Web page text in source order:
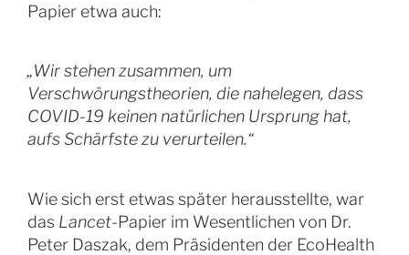
Papier etwa auch:
„Wir stehen zusammen, um
Verschwörungstheorien, die nahelegen, dass
COVID-19 keinen natürlichen Ursprung hat,
aufs Schärfste zu verurteilen.“
Wie sich erst etwas später herausstellte, war
das Lancet-Papier im Wesentlichen von Dr.
Peter Daszak, dem Präsidenten der EcoHealth